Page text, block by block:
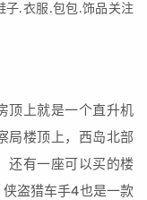
子.衣服.包包.饰品关注
顶上就是一个直升机
局楼顶上，西岛北部
还有一座可以买的楼
盗猎车手4也是一款